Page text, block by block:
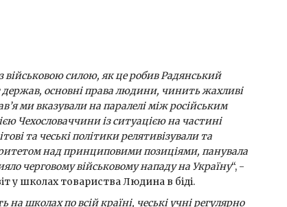
з військовою силою, як це робив Радянський
держав, основні права людини, чинить жахливі
ми вказували на паралелі між російським
Чехословаччини із ситуацією на частині
та чеські політики релятивізували та
над принциповими позиціями, панувала
черговому військовому нападу на Україну“, -
у школах товариства Людина в біді.
школах по всій країні, чеські учні регулярно